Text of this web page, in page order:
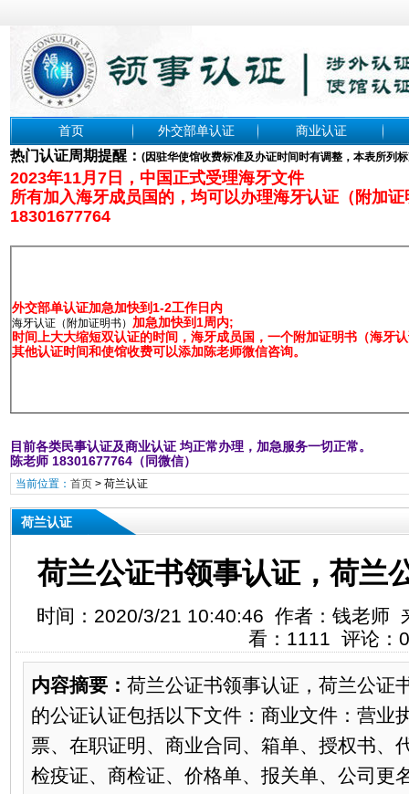
首页 外交部单认证 商业认证
热门认证周期提醒： (因驻华使馆收费标准及办证时间时有调整，本表所列
2023年11月7日，中国正式受理海牙文件
所有加入海牙成员国的，均可以办理海牙认证（附加
18301677764
外交部单认证加急加快到1-2工作日内
海牙认证（附加证明书） 加急加快到1周内;
时间上大大缩短双认证的时间，海牙成员国，一个附加证明书（海牙
其他认证时间和使馆收费可以添加陈老师微信咨询。
目前各类民事认证及商业认证 均正常办理，加急服务一切正常。
陈老师 18301677764（同微信）
当前位置： 首页> 荷兰认证
荷兰认证
荷兰公证书领事认证，荷兰
时间：2020/3/21 10:40:46 作者：钱老师
看：1111 评论：0
内容摘要： 荷兰公证书领事认证，荷兰公证
的公证认证包括以下文件：商业文件：营业
票、在职证明、商业合同、箱单、授权书、
检疫证、商检证、价格单、报关单、公司更